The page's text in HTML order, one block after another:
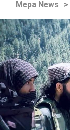
Mepa News >